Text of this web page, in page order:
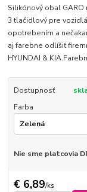
Silikónový obal GARO
3 tlačidlový pre
opotrebením a
aj farebne odlíšiť
HYUNDAI &
Dostupnosť
Farba
Nie sme platcovia
€ 6,89/ks